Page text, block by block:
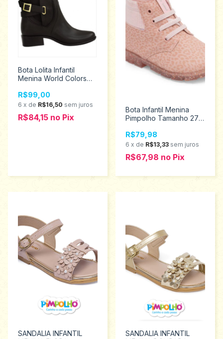
Bota Lolita Infantil
Menina World Colors
036.006.0992
R$99,00
6 x de R$16,50 sem juros
R$84,15 no Pix
Bota Infantil Menina
Pimpolho Tamanho 27 -
R$79,98
6 x de R$13,33 sem juros
R$67,98 no Pix
SANDALIA INFANTIL
SANDALIA INFANTIL